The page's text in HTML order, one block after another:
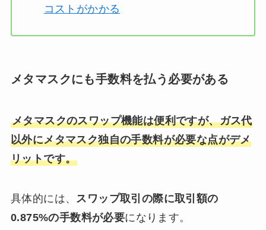
コストがかかる
メタマスクにも手数料を払う必要がある
メタマスクのスワップ機能は便利ですが、ガス代
以外にメタマスク独自の手数料が必要な点がデメ
リットです。
具体的には、 スワップ取引の際に取引額の
0.875%の手数料が必要になります。